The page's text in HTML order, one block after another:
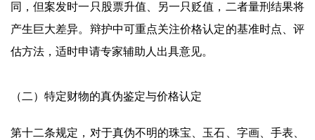
同，但案发时一只股票升值、另一只贬值，二者量刑结果将
产生巨大差异。辩护中可重点关注价格认定的基准时点、评
估方法，适时申请专家辅助人出具意见。
（二）特定财物的真伪鉴定与价格认定
第十二条规定，对于真伪不明的珠宝、玉石、字画、手表、